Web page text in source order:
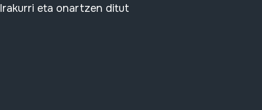
Irakurri eta onartzen ditut